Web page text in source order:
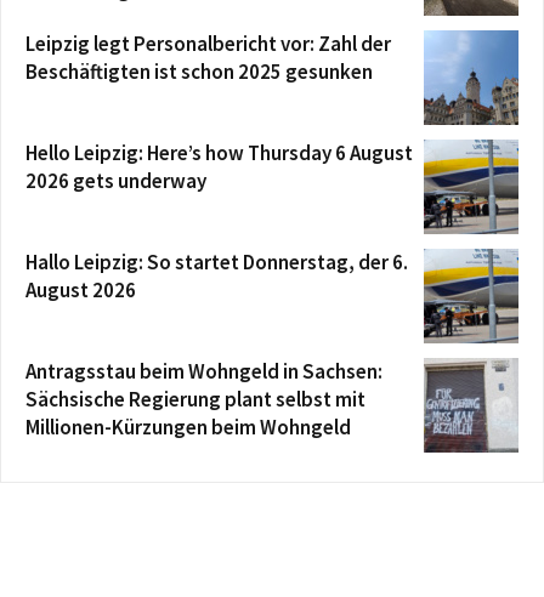
Leipzig legt Personalbericht vor: Zahl der
Beschäftigten ist schon 2025 gesunken
Hello Leipzig: Here’s how Thursday 6 August
2026 gets underway
Hallo Leipzig: So startet Donnerstag, der 6.
August 2026
Antragsstau beim Wohngeld in Sachsen:
Sächsische Regierung plant selbst mit
Millionen-Kürzungen beim Wohngeld